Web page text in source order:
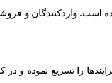
است. واردکنندگان و
را تسریع نموده و در